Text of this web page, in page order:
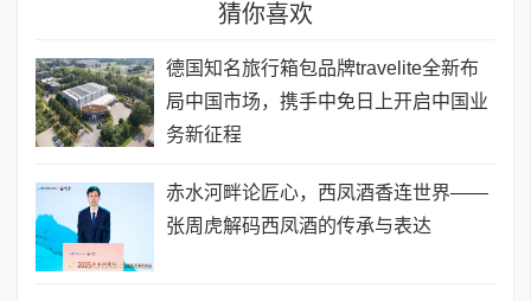
猜你喜欢
德国知名旅行箱包品牌travelite全新布
局中国市场，携手中免日上开启中国业
务新征程
赤水河畔论匠心，西凤酒香连世界——
张周虎解码西凤酒的传承与表达